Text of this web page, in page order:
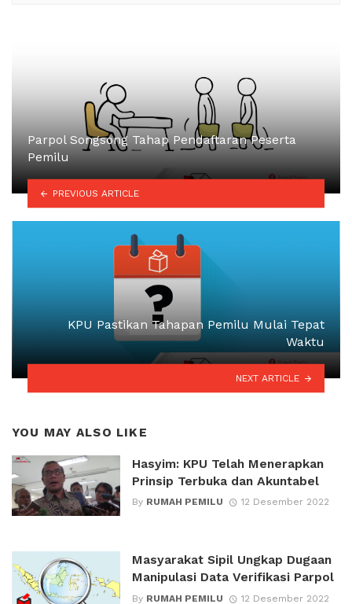
Parpol Songsong Tahap Pendaftaran Peserta
Pemilu
PREVIOUS ARTICLE
KPU Pastikan Tahapan Pemilu Mulai Tepat
Waktu
NEXT ARTICLE
YOU MAY ALSO LIKE
Hasyim: KPU Telah Menerapkan
Prinsip Terbuka dan Akuntabel
By RUMAH PEMILU 12 Desember 2022
Masyarakat Sipil Ungkap Dugaan
Manipulasi Data Verifikasi Parpol
By RUMAH PEMILU 12 Desember 2022